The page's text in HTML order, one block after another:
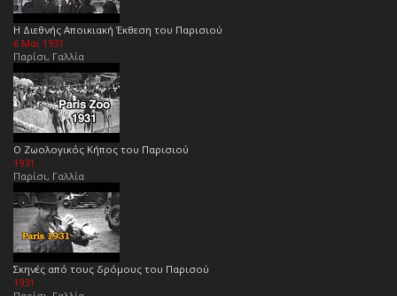
Η Διεθνής Αποικιακή Έκθεση του Παρισιού
6 Μαϊ 1931
Παρίσι, Γαλλία
Ο Ζωολογικός Κήπος του Παρισιού
1931
Παρίσι, Γαλλία
Σκηνές από τους δρόμους του Παρισού
1931